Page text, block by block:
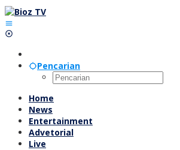
Lewati
ke
konten
Pencarian
Home
News
Entertainment
Advetorial
Live